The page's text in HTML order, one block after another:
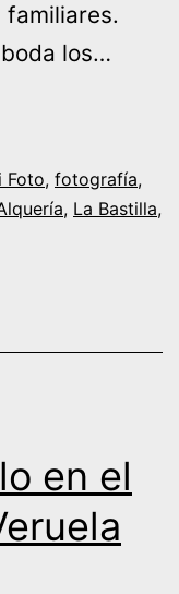
familiares.
los…
Foto, fotografía,
, La Bastilla,
en el